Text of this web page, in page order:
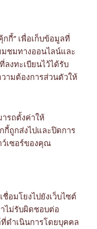
กกี้” เพื่อเก็บข้อมูลที่
ชมทางออนไลน์และ
ลงทะเบียนไว้ได้รับ
ามต้องการส่วนตัวให้
รถตั้งค่าให้
กี้ถูกส่งไปและปิดการ
ว์เซอร์ของคุณ
อมโยงไปยังเว็บไซต์
ไม่รับผิดชอบต่อ
ดำเนินการโดยบุคคล